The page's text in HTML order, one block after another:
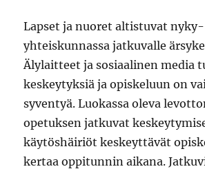
Lapset ja nuoret altistuvat nyky-
yhteiskunnassa jatkuvalle
Älylaitteet ja sosiaalinen media
keskeytyksiä ja opiskeluun on
syventyä. Luokassa oleva
opetuksen jatkuvat
käytöshäiriöt keskeyttävät
kertaa oppitunnin aikana.